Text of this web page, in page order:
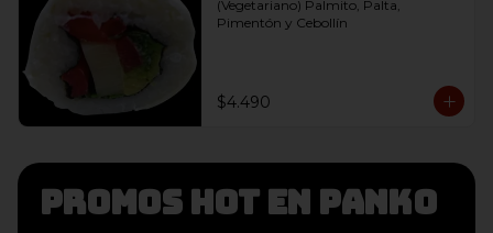
(Vegetariano) Palmito, Palta,
Pimentón y Cebollín
$4.490
Promos hot en panko